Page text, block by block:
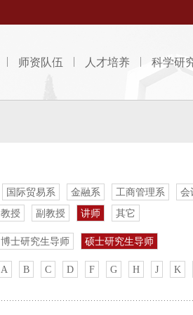
师资队伍 人才培养 科学研
国际贸易系 金融系 工商管理系 会
教授 副教授 讲师 其它
博士研究生导师 硕士研究生导师
A B C D F G H J K